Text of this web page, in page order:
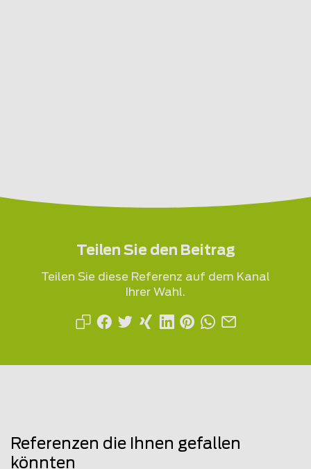
Teilen Sie den Beitrag
Teilen Sie diese Referenz auf dem Kanal
Ihrer Wahl.
Referenzen die Ihnen gefallen
könnten